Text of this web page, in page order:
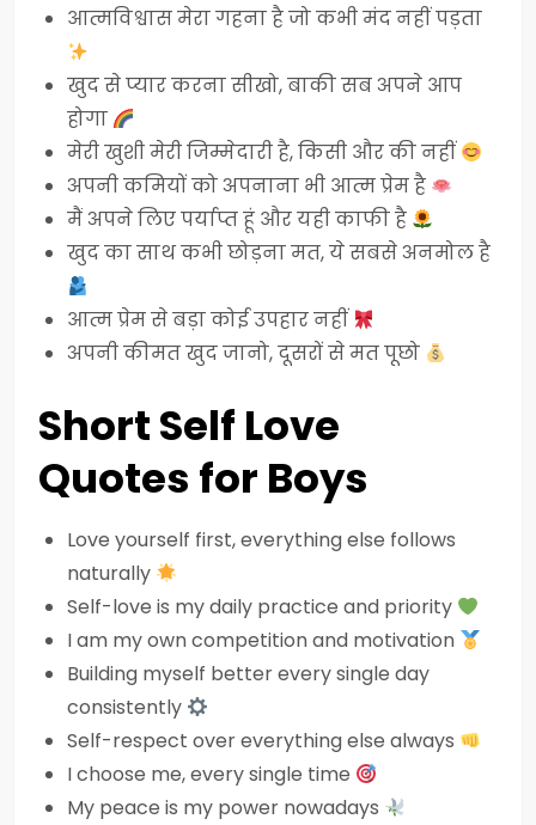
आत्मविश्वास मेरा गहना है जो कभी मंद नहीं पड़ता
खुद से प्यार करना सीखो, बाकी सब अपने आप
होगा
मेरी खुशी मेरी जिम्मेदारी है, किसी और की नहीं
अपनी कमियों को अपनाना भी आत्म प्रेम है
मैं अपने लिए पर्याप्त हूं और यही काफी है
खुद का साथ कभी छोड़ना मत, ये सबसे अनमोल है
आत्म प्रेम से बड़ा कोई उपहार नहीं
अपनी कीमत खुद जानो, दूसरों से मत पूछो
Short Self Love
Quotes for Boys
Love yourself first, everything else follows
naturally
Self-love is my daily practice and priority
I am my own competition and motivation
Building myself better every single day
consistently
Self-respect over everything else always
I choose me, every single time
My peace is my power nowadays